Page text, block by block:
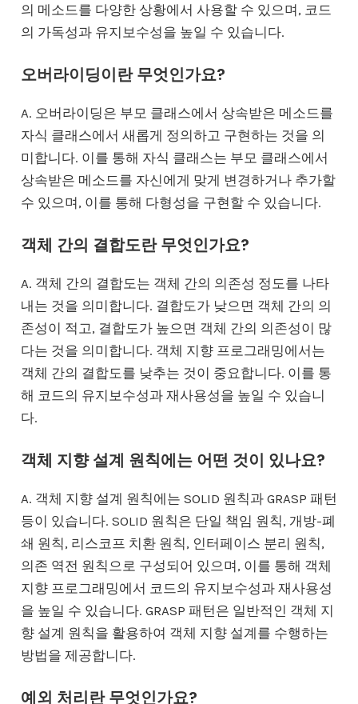
의 메소드를 다양한 상황에서 사용할 수 있으며, 코드
의 가독성과 유지보수성을 높일 수 있습니다.
오버라이딩이란 무엇인가요?
A. 오버라이딩은 부모 클래스에서 상속받은 메소드를
자식 클래스에서 새롭게 정의하고 구현하는 것을 의
미합니다. 이를 통해 자식 클래스는 부모 클래스에서
상속받은 메소드를 자신에게 맞게 변경하거나 추가할
수 있으며, 이를 통해 다형성을 구현할 수 있습니다.
객체 간의 결합도란 무엇인가요?
A. 객체 간의 결합도는 객체 간의 의존성 정도를 나타
내는 것을 의미합니다. 결합도가 낮으면 객체 간의 의
존성이 적고, 결합도가 높으면 객체 간의 의존성이 많
다는 것을 의미합니다. 객체 지향 프로그래밍에서는
객체 간의 결합도를 낮추는 것이 중요합니다. 이를 통
해 코드의 유지보수성과 재사용성을 높일 수 있습니
다.
객체 지향 설계 원칙에는 어떤 것이 있나요?
A. 객체 지향 설계 원칙에는 SOLID 원칙과 GRASP 패턴
등이 있습니다. SOLID 원칙은 단일 책임 원칙, 개방-폐
쇄 원칙, 리스코프 치환 원칙, 인터페이스 분리 원칙,
의존 역전 원칙으로 구성되어 있으며, 이를 통해 객체
지향 프로그래밍에서 코드의 유지보수성과 재사용성
을 높일 수 있습니다. GRASP 패턴은 일반적인 객체 지
향 설계 원칙을 활용하여 객체 지향 설계를 수행하는
방법을 제공합니다.
예외 처리란 무엇인가요?